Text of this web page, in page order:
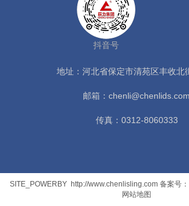
抖音号
地址：河北省保定市清苑区丰收北
邮箱：chenli@chenlids.com
传真：0312-8060333
SITE_POWERBY http://www.chenlisling.com 备案号
网站地图